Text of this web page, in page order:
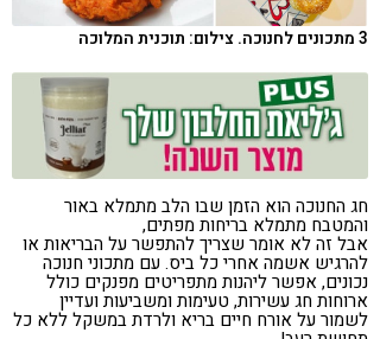
3 מתכונים לחנוכה. צילום: תוכנית המלוכה
חג החנוכה הוא הזמן שבו הלב מתמלא באור
והמטבח מתמלא בריחות מפתים,
אבל זה לא אומר שצריך להתפשר על הבריאות או
להרגיש אשמה אחרי כל ביס. עם מתכוני חנוכה
נכונים, אפשר ליהנות מתפריטים מפנקים כולל
ארוחות חג עשירות, טעימות ומשביעות ועדיין
לשמור על אורח חיים בריא ולרדת במשקל ללא כל